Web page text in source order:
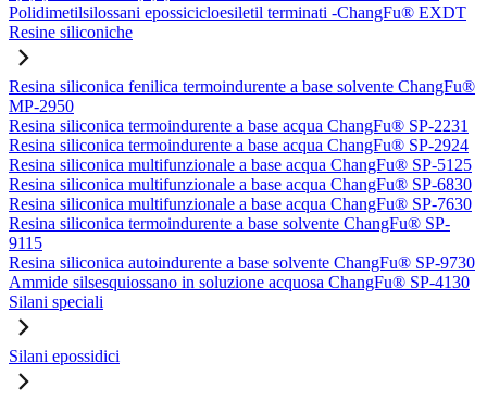
Polidimetilsilossani epossicicloesiletil terminati -ChangFu® EXDT
Resine siliconiche
Resina siliconica fenilica termoindurente a base solvente ChangFu®
MP-2950
Resina siliconica termoindurente a base acqua ChangFu® SP-2231
Resina siliconica termoindurente a base acqua ChangFu® SP-2924
Resina siliconica multifunzionale a base acqua ChangFu® SP-5125
Resina siliconica multifunzionale a base acqua ChangFu® SP-6830
Resina siliconica multifunzionale a base acqua ChangFu® SP-7630
Resina siliconica termoindurente a base solvente ChangFu® SP-
9115
Resina siliconica autoindurente a base solvente ChangFu® SP-9730
Ammide silsesquiossano in soluzione acquosa ChangFu® SP-4130
Silani speciali
Silani epossidici